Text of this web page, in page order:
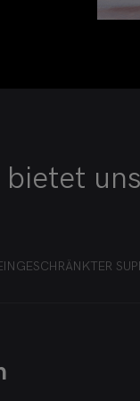
bietet
Support